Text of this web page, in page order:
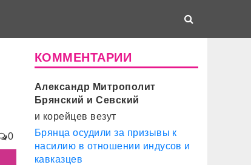
0
КОММЕНТАРИИ
Александр Митрополит
Брянский и Севский
и корейцев везут
Брянца осудили за призывы к
насилию в отношении индусов и
кавказцев